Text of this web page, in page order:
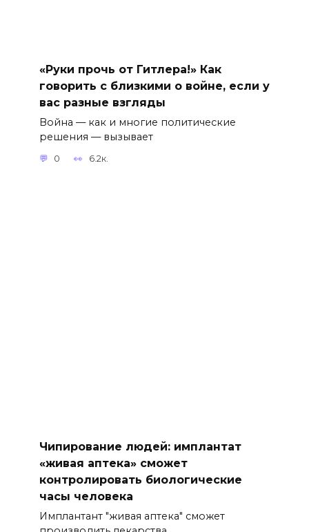
«Руки прочь от Гитлера!» Как
говорить с близкими о войне, если у
вас разные взгляды
Война — как и многие политические
решения — вызывает
0 6.2к.
Чипирование людей: имплантат
«живая аптека» сможет
контролировать биологические
часы человека
Имплантант "живая аптека" сможет